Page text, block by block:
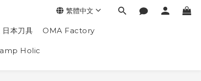
本刀具 OMA Factory
Holic
繁體中文